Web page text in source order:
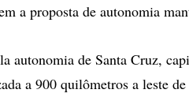
a proposta de autonomia
autonomia de Santa Cruz,
a 900 quilômetros a leste